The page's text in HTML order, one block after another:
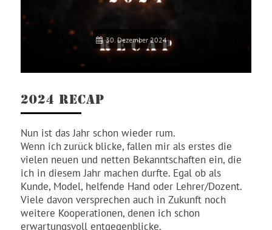
30. Dezember 2024
2024 RECAP
Nun ist das Jahr schon wieder rum.
Wenn ich zurück blicke, fallen mir als erstes die
vielen neuen und netten Bekanntschaften ein, die
ich in diesem Jahr machen durfte. Egal ob als
Kunde, Model, helfende Hand oder Lehrer/Dozent.
Viele davon versprechen auch in Zukunft noch
weitere Kooperationen, denen ich schon
erwartungsvoll entgegenblicke.